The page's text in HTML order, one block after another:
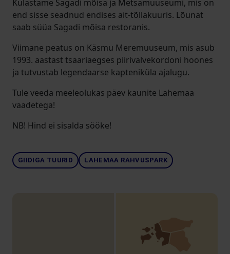
Külastame Sagadi mõisa ja Metsamuuseumi, mis on
end sisse seadnud endises ait-tõllakuuris. Lõunat
saab süüa Sagadi mõisa restoranis.
Viimane peatus on Käsmu Meremuuseum, mis asub
1993. aastast tsaariaegses piirivalvekordoni hoones
ja tutvustab legendaarse kapteniküla ajalugu.
Tule veeda meeleolukas päev kaunite Lahemaa
vaadetega!
NB! Hind ei sisalda sööke!
GIIDIGA TUURID LAHEMAA RAHVUSPARK